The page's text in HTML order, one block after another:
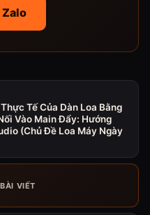
Zalo
Tế Của Dàn Loa Bằng
Vào Main Đẩy: Hướng
(Chủ Đề Loa Máy Ngày
VIẾT